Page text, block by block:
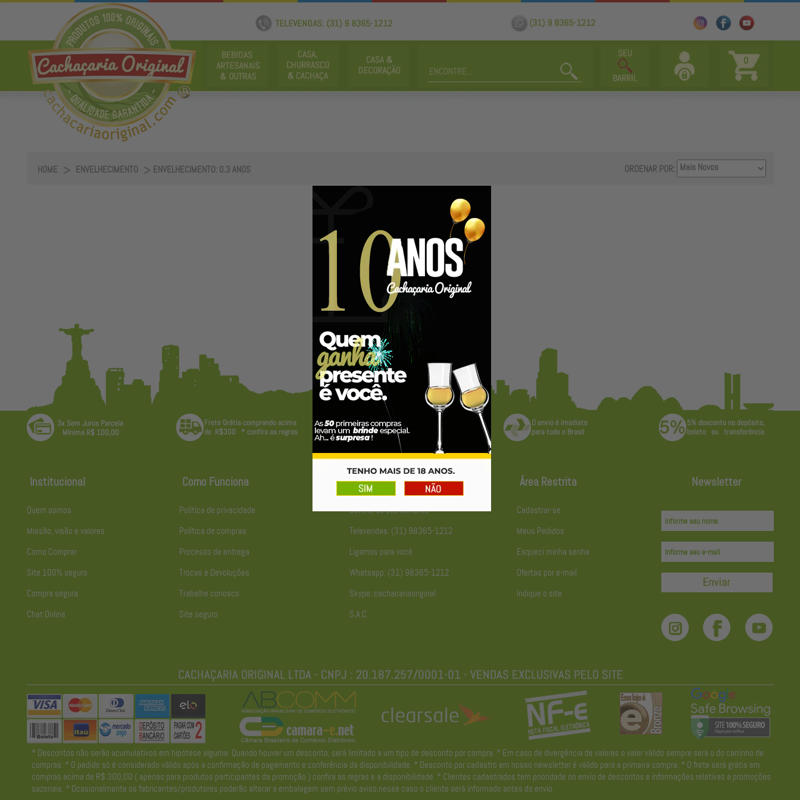
0
HOME ENVELHECIMENTO ENVELHECIMENTO: 0.3 ANOS ORDENAR POR:
Não existe produto cadastrado nesta categoria.
Institucional
Quem somos
Missão, visão e valores
Como Comprar
Site 100% seguro
Compra segura
Chat Online
Como Funciona
Política de privacidade
Política de compras
Processo de entrega
Trocas e Devoluções
Trabalhe conosco
Site seguro
Atendimento
Central de atendimento
Televendas: (31) 98365-1212
Ligamos para você
Whatsapp: (31) 98365-1212
Skype: cachacariaoriginal
S.A.C
Área Restrita
Cadastrar-se
Meus Pedidos
Esqueci minha senha
Ofertas por e-mail
Indique o site
Newsletter
* Descontos não serão acumulativos em hipótese alguma. Quando houver um desconto, será limitado a um tipo de desconto por compra. * Em caso de divergência de valores o valor válido sempre será o do carrinho de
compras. * O pedido só é considerado válido após a confirmação de pagamento e conferência da disponibilidade. * Desconto por cadastro em nosso newsletter é válido para a primeira compra. * O frete será grátis em
compras acima de R$ 300,00 ( apenas para produtos participantes da promoção ) confira as regras e a disponibilidade. * Clientes cadastrados tem prioridade no envio de descontos e informações relativas a promoções
sazonais. * Ocasionalmente os fabricantes/produtores poderão alterar a embalagem sem prévio aviso,nesse caso o cliente será informado antes do envio.